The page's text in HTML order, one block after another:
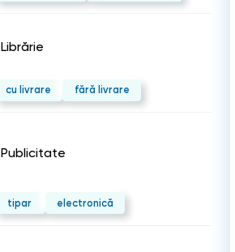
Librărie
cu livrare fără livrare
Publicitate
tipar electronică